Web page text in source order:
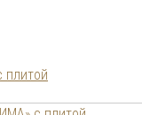
000 ₽.